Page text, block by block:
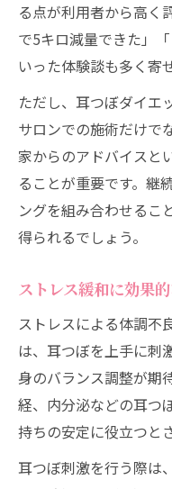
る点が利用者から高く
で5キロ減量できた」
いった体験談も多く寄
ただし、耳つぼダイエ
サロンでの施術だけで
家からのアドバイスと
ることが重要です。継
ングを組み合わせるこ
得られるでしょう。
ストレス緩和に効果
ストレスによる体調不
は、耳つぼを上手に刺
身のバランス調整が期
経、内分泌などの耳つ
持ちの安定に役立つと
耳つぼ刺激を行う際は